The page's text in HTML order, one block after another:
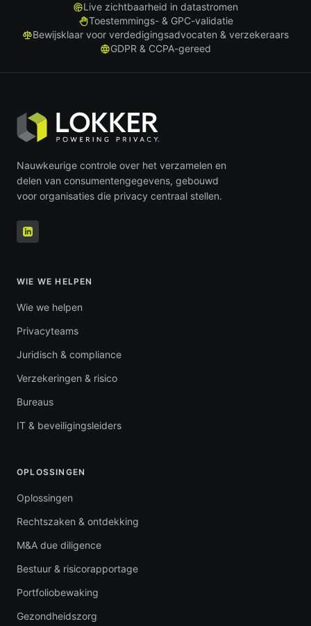
Live zichtbaarheid in datastromen
Toestemmings- & GPC-validatie
Bewijsklaar voor verdedigingsadvocaten & verzekeraars
GDPR & CCPA-gereed
Nauwkeurige controle over het verzamelen en
delen van consumentengegevens, gebouwd
voor organisaties die privacy centraal stellen.
WIE WE HELPEN
Wie we helpen
Privacyteams
Juridisch & compliance
Verzekeringen & risico
Bureaus
IT & beveiligingsleiders
OPLOSSINGEN
Oplossingen
Rechtszaken & ontdekking
M&A due diligence
Bestuur & risicorapportage
Portfoliobewaking
Gezondheidszorg